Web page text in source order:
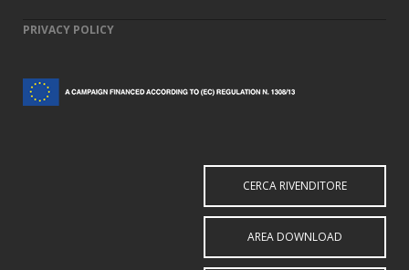
PRIVACY POLICY
CERCA RIVENDITORE
AREA DOWNLOAD